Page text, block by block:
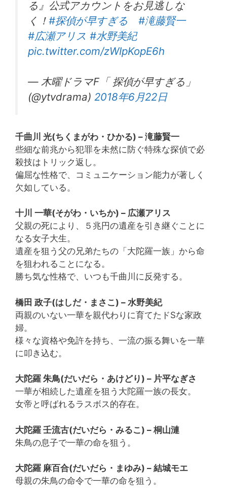
る』公式アカウントをお見逃しな
く！ #探偵が早すぎる
#滝藤賢一
#広瀬アリス #水野美紀
pic.twitter.com/zWIpKopE6h
— 木曜ドラマF「 探偵が早すぎる」
(@ytvdrama) 2018年6月22日
千曲川 光(ちくまがわ・ひかる) – 滝藤賢一
些細な前兆から犯罪を未然に防ぐ特殊な探偵で必
殺技はトリック返し。
偏屈な性格で、コミュニケーション能力が著しく
欠如している。
十川 一華(そがわ・いちか) – 広瀬アリス
父親の死により、５兆円の遺産を引き継ぐことに
なる女子大生。
遺産を狙う父の兄弟たちの「大陀羅一族」から命
を狙われることになる。
勝ち気な性格で、いつも千曲川に反発する。
橋田 政子(はしだ・まさこ) – 水野美紀
両親のいない一華を親代わりに育てたドSな家政
婦。
様々な資格や免許を持ち、一流の振る舞いを一華
に叩き込む。
大陀羅 朱鳥(だいだら・あけどり) – 片平なぎさ
一華が相続した遺産を狙う大陀羅一族の長女。
女帝と呼ばれるラスボス的存在。
大陀羅 壬流古(だいだら・みるこ) – 桐山漣
朱鳥の息子で一華の命を狙う。
大陀羅 麻百合(だいだら・まゆみ) – 結城モエ
母親の朱鳥の命令で一華の命を狙う。